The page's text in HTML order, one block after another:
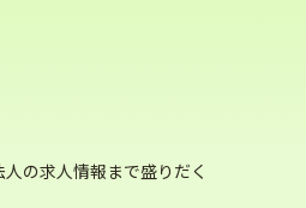
の求人情報まで盛りだく